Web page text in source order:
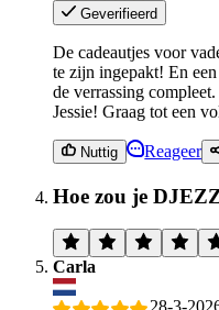
Geverifieerd
De cadeautjes voor
te zijn ingepakt! En
de verrassing
Jessie! Graag tot een
Nuttig Reageer
Hoe zou je
Carla